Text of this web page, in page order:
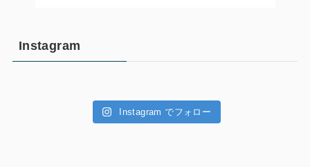
Instagram
Instagram でフォロー